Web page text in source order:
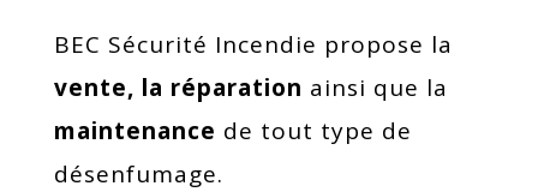
BEC Sécurité Incendie propose la
vente, la réparation ainsi que la
maintenance de tout type de
désenfumage.